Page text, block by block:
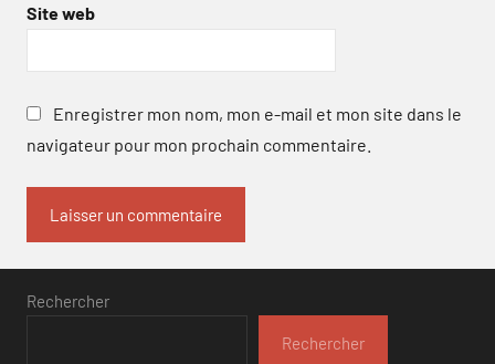
Site web
Enregistrer mon nom, mon e-mail et mon site dans le
navigateur pour mon prochain commentaire.
Rechercher
Rechercher